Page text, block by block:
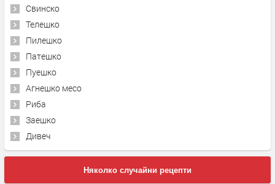
Свинско
Телешко
Пилешко
Патешко
Пуешко
Агнешко месо
Риба
Заешко
Дивеч
Няколко случайни рецепти